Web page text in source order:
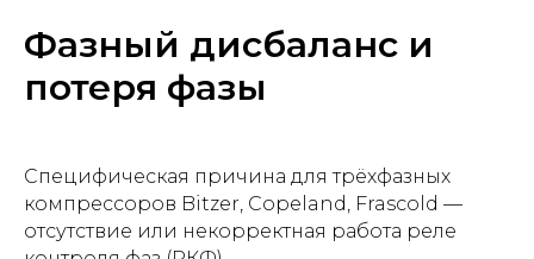
Фазный дисбаланс и
потеря фазы
Специфическая причина для трёхфазных
компрессоров Bitzer, Copeland, Frascold —
отсутствие или некорректная работа реле